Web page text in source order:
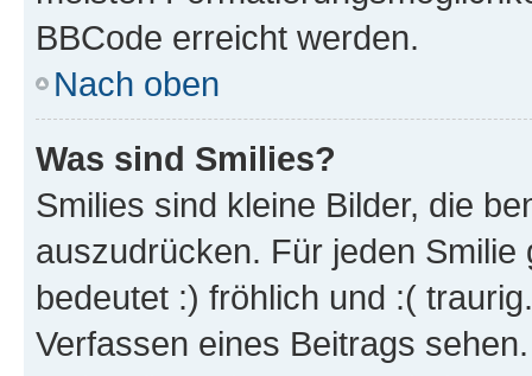
BBCode erreicht werden.
Nach oben
Was sind Smilies?
Smilies sind kleine Bilder, die
auszudrücken. Für jeden
bedeutet :) fröhlich und :(
Verfassen eines Beitrags